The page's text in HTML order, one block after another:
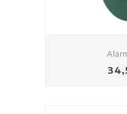
Prix